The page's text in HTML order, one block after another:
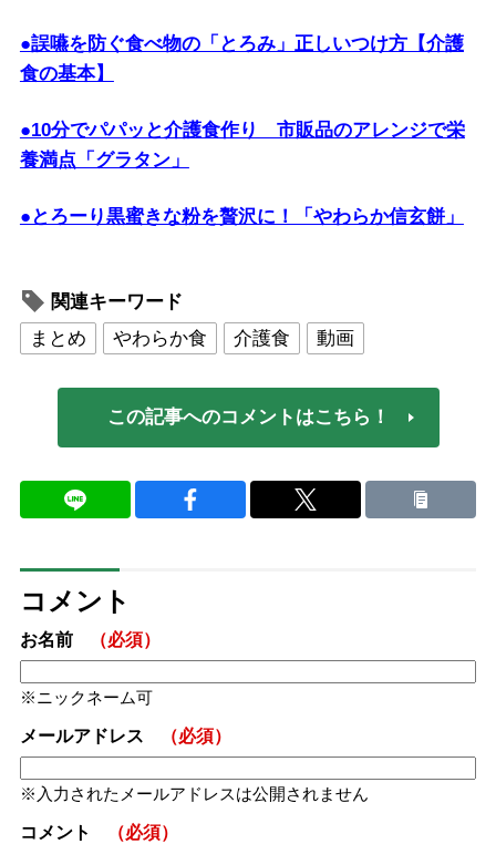
●誤嚥を防ぐ食べ物の「とろみ」正しいつけ方【介護
食の基本】
●10分でパパッと介護食作り 市販品のアレンジで栄
養満点「グラタン」
●とろーり黒蜜きな粉を贅沢に！「やわらか信玄餅」
関連キーワード
まとめ
やわらか食 介護食 動画
この記事へのコメントはこちら！
コメント
お名前 （必須）
ニックネーム可
メールアドレス （必須）
入力されたメールアドレスは公開されません
コメント （必須）